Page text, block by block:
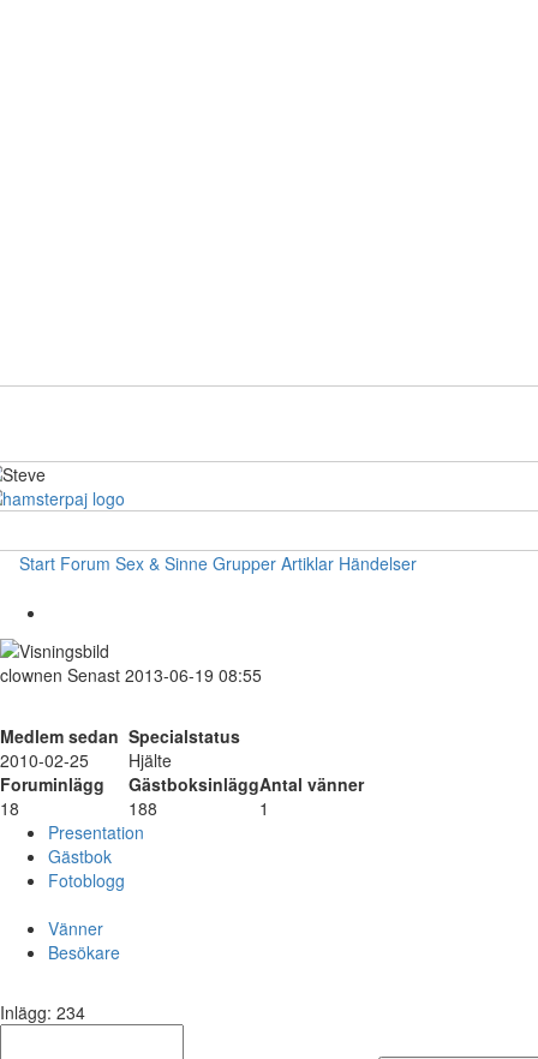
Start Forum Sex & Sinne Grupper Artiklar Händelser
clownen Senast 2013-06-19 08:55
Medlem sedan Specialstatus
2010-02-25
Hjälte
Foruminlägg
GästboksinläggAntal vänner
18
188
1
Presentation
Gästbok
Fotoblogg
Vänner
Besökare
Inlägg: 234